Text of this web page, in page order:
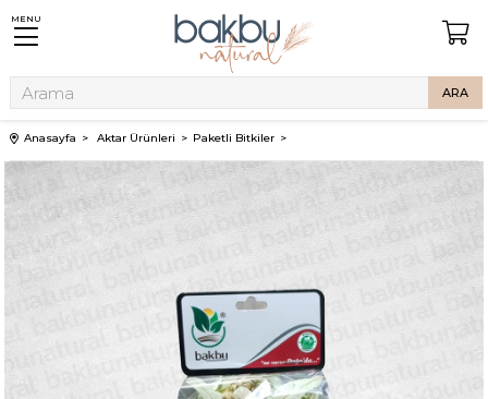
MENU
Anasayfa Aktar Ürünleri Paketli Bitkiler